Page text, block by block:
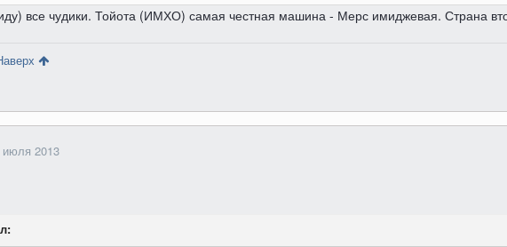
все чудики. Тойота (ИМХО) самая честная машина - Мерс имиджевая. Страна
июля 2013